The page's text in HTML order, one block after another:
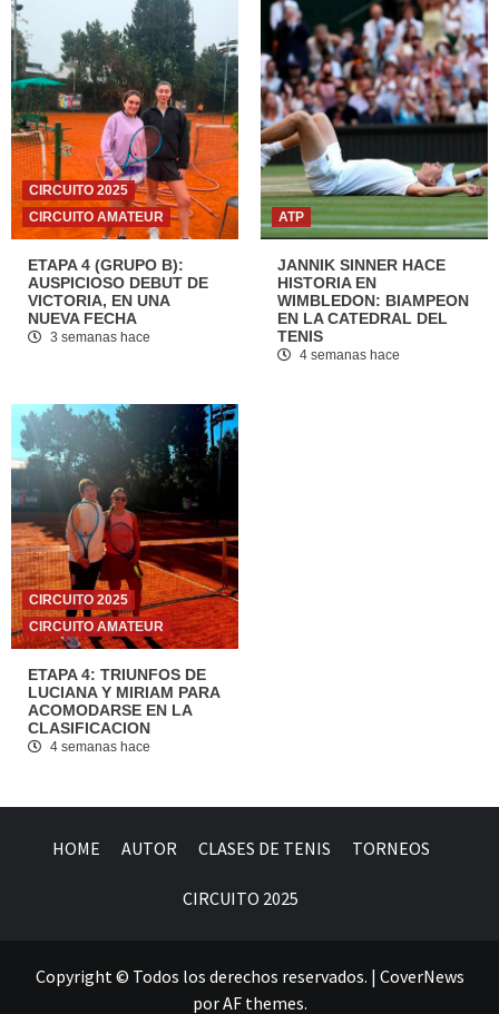
CIRCUITO 2025
CIRCUITO AMATEUR
ETAPA 4 (GRUPO B):
AUSPICIOSO DEBUT DE
VICTORIA, EN UNA
NUEVA FECHA
3 semanas hace
ATP
JANNIK SINNER HACE
HISTORIA EN
WIMBLEDON: BIAMPEON
EN LA CATEDRAL DEL
TENIS
4 semanas hace
CIRCUITO 2025
CIRCUITO AMATEUR
ETAPA 4: TRIUNFOS DE
LUCIANA Y MIRIAM PARA
ACOMODARSE EN LA
CLASIFICACION
4 semanas hace
HOME AUTOR CLASES DE TENIS TORNEOS
CIRCUITO 2025
Copyright © Todos los derechos reservados. | CoverNews
por AF themes.